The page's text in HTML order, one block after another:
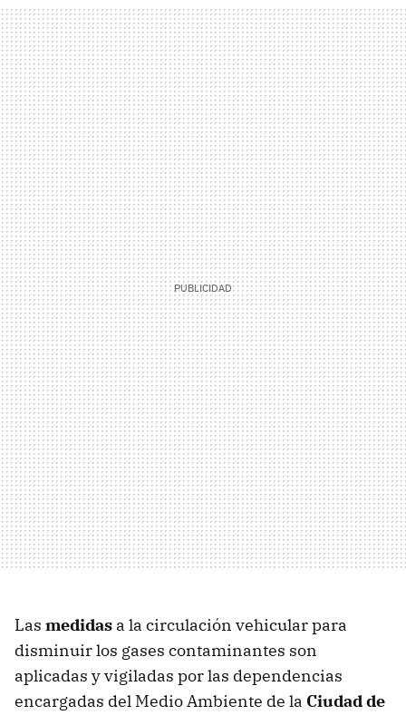
Las medidas a la circulación vehicular para
disminuir los gases contaminantes son
aplicadas y vigiladas por las dependencias
encargadas del Medio Ambiente de la Ciudad de